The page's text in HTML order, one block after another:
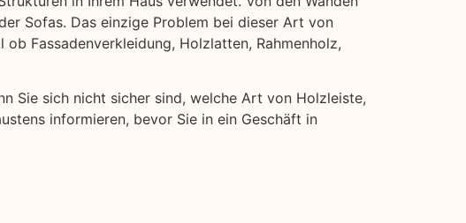
Sofas. Das einzige Problem bei dieser Art von
Fassadenverkleidung, Holzlatten, Rahmenholz,
Sie sich nicht sicher sind, welche Art von Holzleiste,
informieren, bevor Sie in ein Geschäft in